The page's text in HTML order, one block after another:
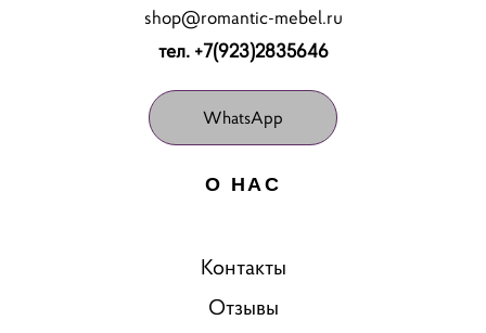
shop@romantic-mebel.ru
тел. +7(923)2835646
WhatsApp
О НАС
Контакты
Отзывы